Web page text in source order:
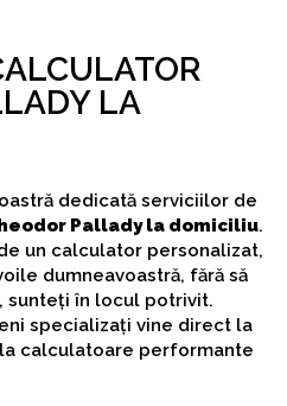
LA
dedicată serviciilor de
Pallady la domiciliu.
un calculator personalizat,
dumneavoastră, fără să
sunteți în locul potrivit.
specializați vine direct la
calculatoare performante